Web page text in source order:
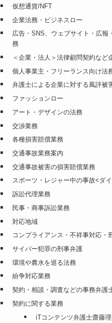
仮想通貨/NFT
企業法務・ビジネスロー
広告・SNS、ウェブサイト・広
務
＜企業・法人＞法律顧問契約など
個人事業主・フリーランス向け法
弁護士による企業に対する風評被
ファッションロー
アート・デザインの法務
交渉業務
各種損害賠償業務
交通事故業務案内
交通事故被害の損害賠償業務
スポーツ・レジャー中の事故<ダ
訴訟代理業務
民事・商事訴訟業務
対応地域
コンプライアンス・不祥事対応・
サイバー犯罪の刑事弁護
環境や農水を巡る法務
紛争対応業務
契約・相談・調査などの事務弁護
契約に関する業務
iTコンテンツ弁護士齋藤